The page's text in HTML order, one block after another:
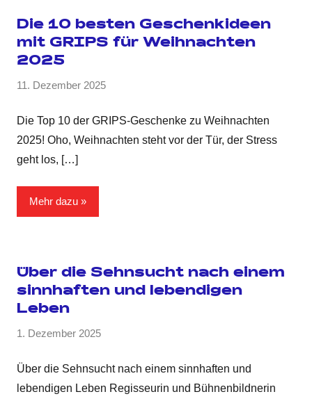
Die 10 besten Geschenkideen
mit GRIPS für Weihnachten
2025
11. Dezember 2025
Die Top 10 der GRIPS-Geschenke zu Weihnachten
2025! Oho, Weihnachten steht vor der Tür, der Stress
geht los, […]
Mehr dazu
Über die Sehnsucht nach einem
sinnhaften und lebendigen
Leben
1. Dezember 2025
Über die Sehnsucht nach einem sinnhaften und
lebendigen Leben Regisseurin und Bühnenbildnerin